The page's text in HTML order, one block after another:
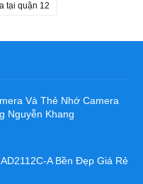
tại quận 12
Và Thẻ Nhớ Camera
Nguyễn Khang
A Bền Đẹp Giá Rẻ